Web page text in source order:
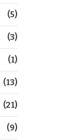
(5)
(3)
(1)
(13)
(21)
(9)